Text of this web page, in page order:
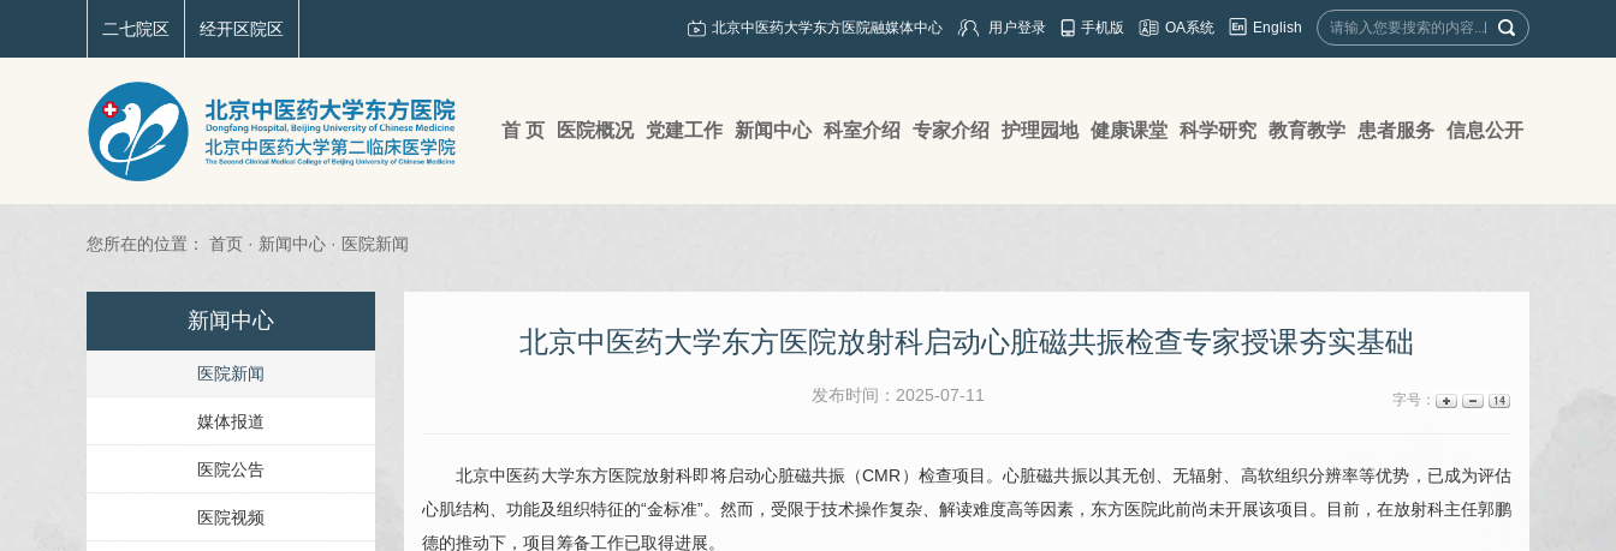
二七院区 经开区院区 北京中医药大学东方医院融媒体中心 用户登录 手机版 OA系统 English
首 页 医院概况 党建工作 新闻中心 科室介绍 专家介绍 护理园地 健康课堂 科学研究 教育教学 患者服务 信息公开
您所在的位置： 首页 · 新闻中心 · 医院新闻
新闻中心
医院新闻
媒体报道
医院公告
医院视频
北京中医药大学东方医院放射科启动心脏磁共振检查专家授课夯实基础
发布时间：2025-07-11 字号：
北京中医药大学东方医院放射科即将启动心脏磁共振（CMR）检查项目。心脏磁共振以其无创、无辐射、高软组织分辨率等优势，已成为评估
心肌结构、功能及组织特征的“金标准”。然而，受限于技术操作复杂、解读难度高等因素，东方医院此前尚未开展该项目。目前，在放射科主任郭鹏
德的推动下，项目筹备工作已取得进展。